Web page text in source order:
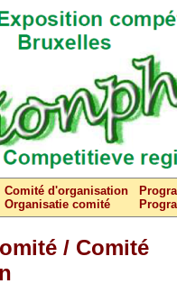
Comité d'organisation
Organisatie comité
/ Comité